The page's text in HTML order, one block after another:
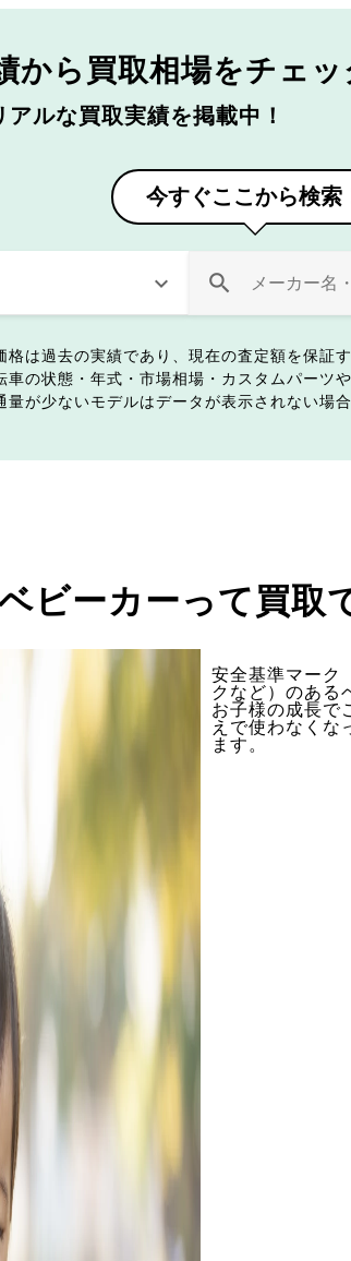
から 買取相場をチェッ
アルな買取実績を掲載中！
今すぐここから検索
格は過去の実績であり、現在の査定額を保証
車の状態・年式・市場相場・カスタムパーツ
量が少ないモデルはデータが表示されない場合
ビーカーって買取
安全基準マーク
クなど）のある
お子様の成長で
えで使わなくな
ます。